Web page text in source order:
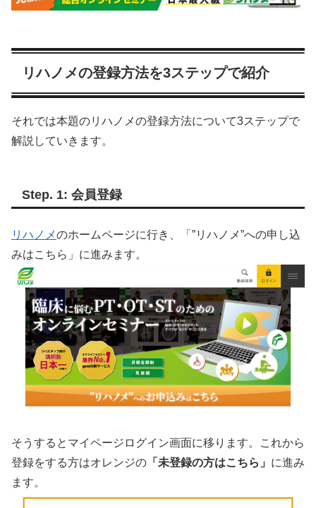
リハノメの登録方法を3ステップで紹介
それでは本題のリハノメの登録方法について3ステップで
解説していきます。
Step. 1: 会員登録
リハノメのホームページに行き、「”リハノメ”への申し込
みはこちら」に進みます。
そうするとマイページログイン画面に移ります。これから
登録をする方はオレンジの 「未登録の方はこちら」 に進み
ます。